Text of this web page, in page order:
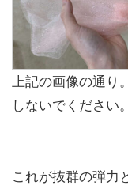
上記の画像の通り
しないでください
これが抜群の弾力